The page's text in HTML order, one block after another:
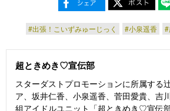
#出張！こいずみゅーじっく #小泉遥香
超ときめき♡宣伝部
スターダストプロモーションに所属する
ア、坂井仁香、小泉遥香、菅田愛貴、吉
組アイドルユニット「超ときめき♡宣伝